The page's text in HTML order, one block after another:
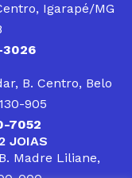
Igarapé/MG
3026
B. Centro, Belo
905
7052
JOIAS
Madre Liliane,